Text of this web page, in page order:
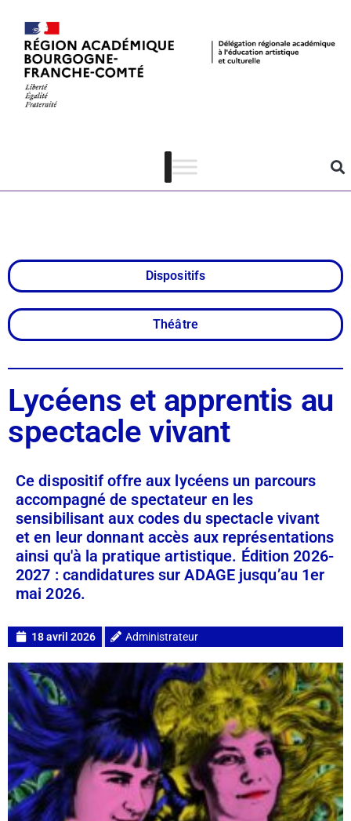
Lycéens et
apprentis au
spectacle vivant
Dispositifs
Théâtre
Lycéens et apprentis au
spectacle vivant
Ce dispositif offre aux lycéens un parcours
accompagné de spectateur en les
sensibilisant aux codes du spectacle vivant
et en leur donnant accès aux représentations
ainsi qu'à la pratique artistique. Édition 2026-
2027 : candidatures sur ADAGE jusqu’au 1er
mai 2026.
18 avril 2026 Administrateur